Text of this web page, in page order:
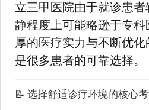
立三甲医院由于就诊患
静程度上可能略逊于专
厚的医疗实力与不断优
是很多患者的可靠选择。
📝 选择舒适诊疗环境的核心